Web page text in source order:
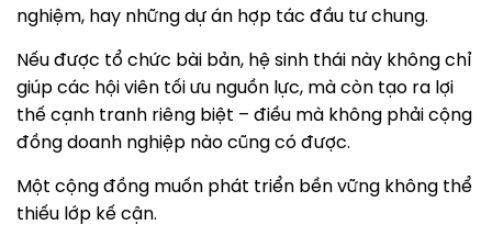
nghiệm, hay những dự án hợp tác đầu tư chung.
Nếu được tổ chức bài bản, hệ sinh thái này không chỉ
giúp các hội viên tối ưu nguồn lực, mà còn tạo ra lợi
thế cạnh tranh riêng biệt – điều mà không phải cộng
đồng doanh nghiệp nào cũng có được.
Một cộng đồng muốn phát triển bền vững không thể
thiếu lớp kế cận.